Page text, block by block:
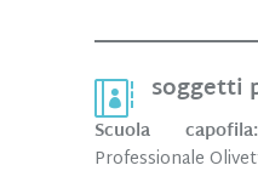
 soggetti
Scuola
Professionale